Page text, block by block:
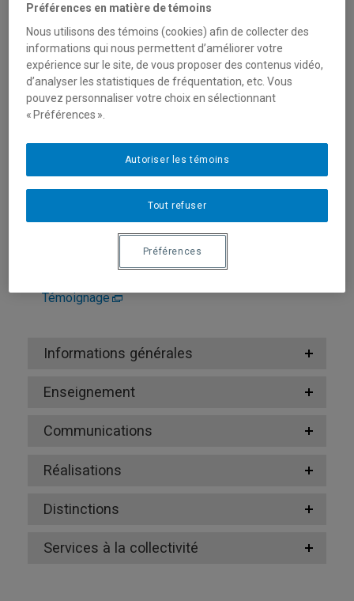
Domaines d'expertise
Douleur au féminin
Écriture testimoniale
Études féministes
Études littéraires
Littérature des femmes
Littérature du XXe siècle
Littérature française
Témoignage
Informations générales
Enseignement
Communications
Réalisations
Distinctions
Services à la collectivité
Préférences en matière de témoins
Nous utilisons des témoins (cookies) afin de collecter des
informations qui nous permettent d’améliorer votre
expérience sur le site, de vous proposer des contenus vidéo,
d’analyser les statistiques de fréquentation, etc. Vous
pouvez personnaliser votre choix en sélectionnant
« Préférences ».
Tout refuser
Autoriser les témoins
Préférences